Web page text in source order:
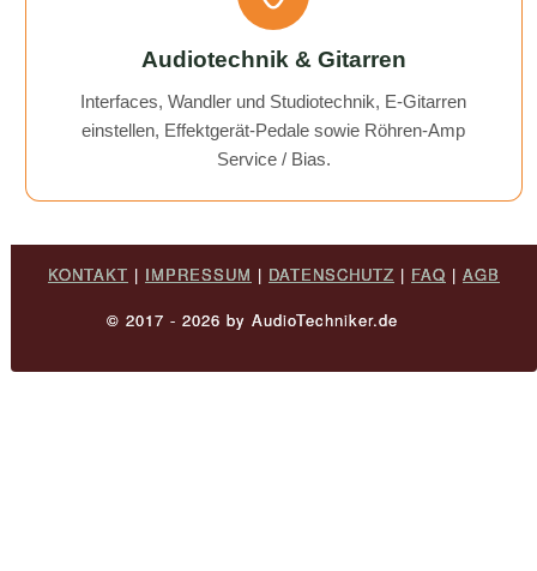
Audiotechnik & Gitarren
Interfaces, Wandler und Studiotechnik, E-Gitarren
einstellen, Effektgerät-Pedale sowie Röhren-Amp
Service / Bias.
KONTAKT | IMPRESSUM | DATENSCHUTZ | FAQ | AGB
© 2017 - 2026 by AudioTechniker.de